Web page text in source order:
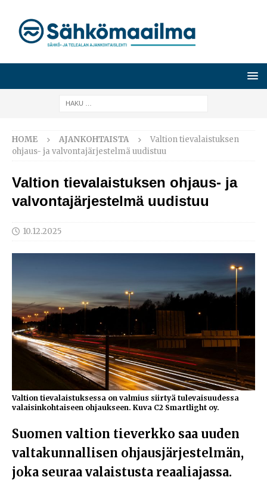
HOME AJANKOHTAISTA
Valtion tievalaistuksen
ohjaus- ja valvontajärjestelmä uudistuu
Valtion tievalaistuksen ohjaus- ja
valvontajärjestelmä uudistuu
10.12.2025
Valtion tievalaistuksessa on valmius siirtyä tulevaisuudessa
valaisinkohtaiseen ohjaukseen. Kuva C2 Smartlight oy.
Suomen valtion tieverkko saa uuden
valtakunnallisen ohjausjärjestelmän,
joka seuraa valaistusta reaaliajassa.